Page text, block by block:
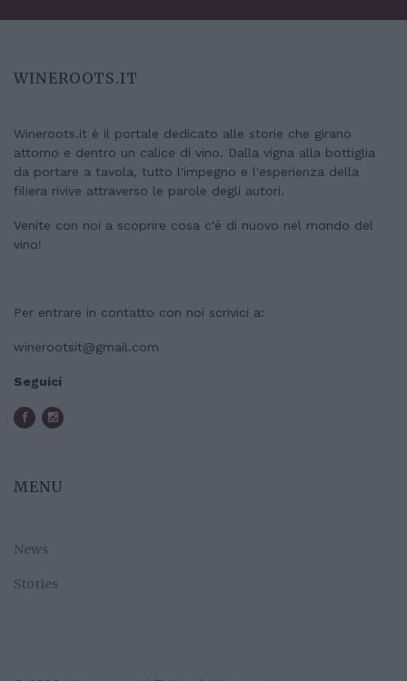
WINEROOTS.IT
Wineroots.it è il portale dedicato alle storie che girano
attorno e dentro un calice di vino. Dalla vigna alla bottiglia
da portare a tavola, tutto l'impegno e l'esperienza della
filiera rivive attraverso le parole degli autori.
Venite con noi a scoprire cosa c'è di nuovo nel mondo del
vino!
Per entrare in contatto con noi scrivici a:
winerootsit@gmail.com
Seguici
MENU
News
Stories